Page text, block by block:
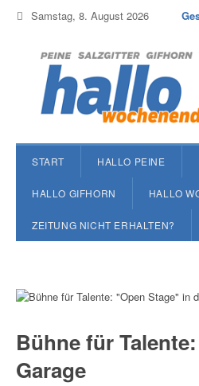
Samstag, 8. August 2026
START HALLO PEINE
HALLO GIFHORN HALLO
ZEITUNG NICHT ERHALTEN?
Bühne für
Garage